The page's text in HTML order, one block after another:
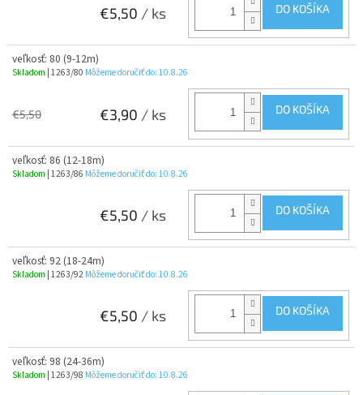
€5,50 / ks DO KOŠÍKA
veľkosť: 80 (9-12m)
Skladom | 1263/80 Môžeme doručiť do: 10.8.26
€5,50 €3,90 / ks DO KOŠÍKA
veľkosť: 86 (12-18m)
Skladom | 1263/86 Môžeme doručiť do: 10.8.26
€5,50 / ks DO KOŠÍKA
veľkosť: 92 (18-24m)
Skladom | 1263/92 Môžeme doručiť do: 10.8.26
€5,50 / ks DO KOŠÍKA
veľkosť: 98 (24-36m)
Skladom | 1263/98 Môžeme doručiť do: 10.8.26